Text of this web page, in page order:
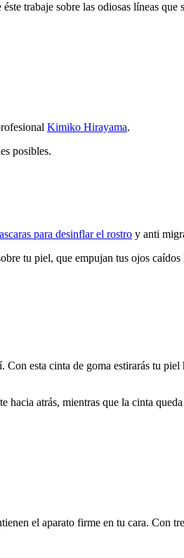
trabaje sobre las odiosas líneas que
Kimiko Hirayama.
posibles.
para desinflar el rostro y anti
tu piel, que empujan tus ojos caídos
esta cinta de goma estirarás tu piel
hacia atrás, mientras que la cinta
el aparato firme en tu cara. Con